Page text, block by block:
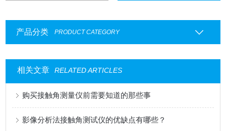
产品分类 PRODUCT CATEGORY
相关文章 RELATED ARTICLES
购买接触角测量仪前需要知道的那些事
影像分析法接触角测试仪的优缺点有哪些？